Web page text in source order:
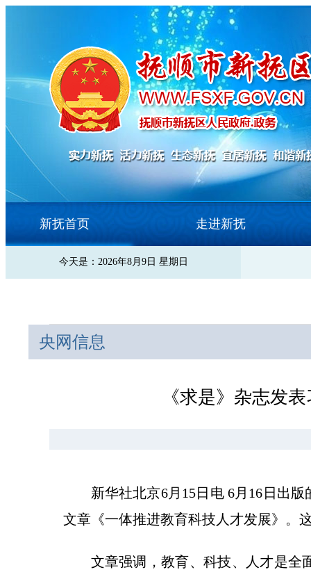
新抚首页 走进新抚
今天是：2026年8月9日 星期日
央网信息
《求是》杂志发
新华社北京6月15日电 6月16日出
文章《一体推进教育科技人才发展》。
文章强调，教育、科技、人才是全